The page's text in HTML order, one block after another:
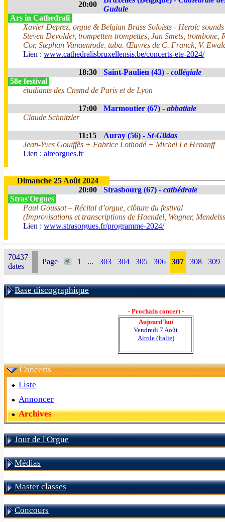
20:00
Gudule
Ars in Cathedrali
Xavier Deprez, orgue & Belgian Brass Soloists - Heroïc
Steven Devolder, trompetten-trompettes, Jan Smets, trombone,
Cor, Stephan Vanaenrode, tuba. Œuvres de C. Franck, V.
Lien : www.cathedralisbruxellensis.be/concerts-ete-2024/
18:30 Saint-Paulien (43) - collégiale
58e festival
étudiants des Cnsmd de Paris et de Lyon
17:00 Marmoutier (67) - abbatiale
Claude Schnitzler
11:15 Auray (56) - St-Gildas
Jean-Yves Gouiffès + Fabrice Lothodé + Michel Le Henanff
Lien : alreorgues.fr
Dimanche 25 Août 2024
20:00
Strasbourg (67) - cathédrale
Stras'Orgues
Paul Goussot – Récital d’orgue, clôture du festival
(Improvisations et transcriptions de Haendel, Wagner,
Lien : www.strasorgues.fr/programme-2024/
70437
dates
Page 1 ... 303 304 305 306 307 308 309
Base discographique
- Prochain concert -
Aujourd'hui
Vendredi 7 Août
Airole (Italie)
Concerts
Liste
Annoncer
Archives
Jour de l'Orgue
Médias
Master classes
Concours